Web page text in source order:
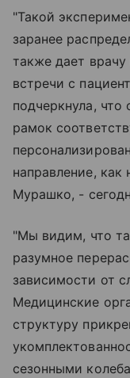
"Такой
заранее
также дает
встречи с
подчеркнула,
рамок
направление,
Мурашко, -
"Мы видим, что
разумное
зависимости от
Медицинские
структуру
сезонными